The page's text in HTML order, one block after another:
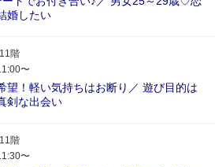
婚したい
階
〜
望！軽い気持ちはお断り／ 遊び目的は
剣な出会い
階
〜